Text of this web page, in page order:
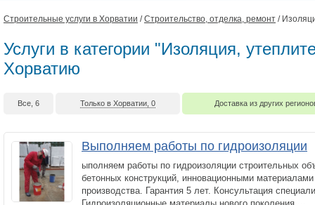
Строительные услуги в Хорватии /Строительство, отделка, ремонт /
Услуги в категории "Изоляция,
Хорватию
Все, 6 Только в Хорватии, 0 Доставка из других
Выполняем работы по гидроизоляции
ыполняем работы по гидроизоляции строительных
бетонных конструкций, инновационными материалами
производства. Гарантия 5 лет. Консультация